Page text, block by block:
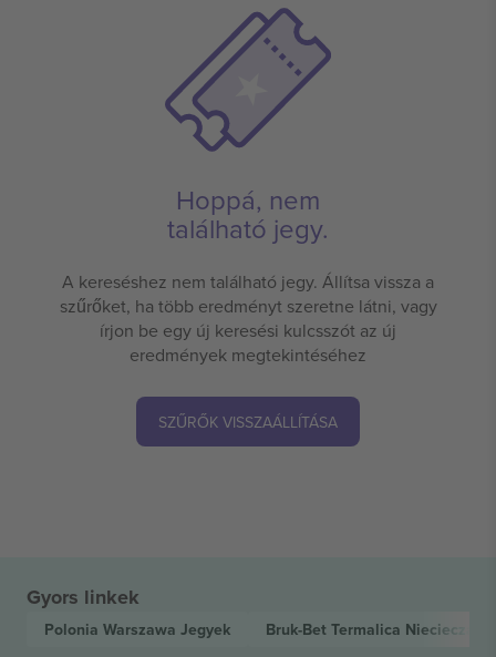
Hoppá, nem
található jegy.
A kereséshez nem található jegy. Állítsa vissza a
szűrőket, ha több eredményt szeretne látni, vagy
írjon be egy új keresési kulcsszót az új
eredmények megtekintéséhez
SZŰRŐK VISSZAÁLLÍTÁSA
Gyors linkek
Polonia Warszawa Jegyek Bruk-Bet Termalica Nieciecza